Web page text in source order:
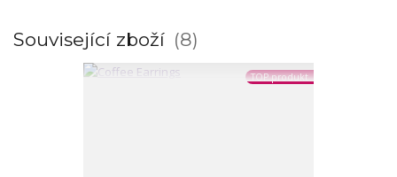
Související zboží 8
TOP produkt